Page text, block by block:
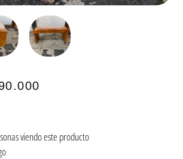
viendo este producto